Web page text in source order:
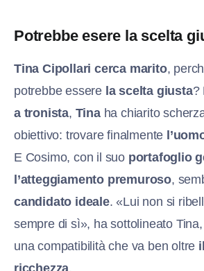
Potrebbe esere la scelta
Tina Cipollari cerca marito,
potrebbe essere la scelta giusta?
a tronista, Tinaha chiarito
obiettivo: trovare finalmente
E Cosimo, con il suo portafoglio
l’atteggiamento premuroso,
candidato ideale. «Lui non si
sempre di sì», ha sottolineato
una compatibilità che va ben oltre
ricchezza.